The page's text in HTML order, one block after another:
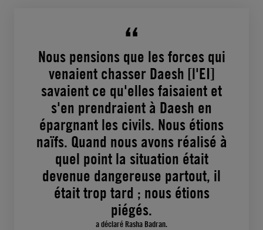
Nous pensions que les forces qui
venaient chasser Daesh [l'EI]
savaient ce qu'elles faisaient et
s'en prendraient à Daesh en
épargnant les civils. Nous étions
naïfs. Quand nous avons réalisé à
quel point la situation était
devenue dangereuse partout, il
était trop tard ; nous étions
piégés.
a déclaré Rasha Badran.